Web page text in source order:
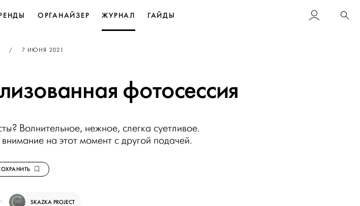
ОРГАНАЙЗЕР ЖУРНАЛ ГАЙДЫ
/ ОПУБЛИКОВАНО
7 ИЮНЯ 2021
фотосессия
Волнительное, нежное, слегка суетливое.
на этот момент с другой подачей.
SKAZKA PROJECT